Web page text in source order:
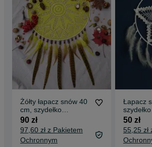
Żółty łapacz snów 40
cm, szydełko
rękodzieło
90 zł
97,60 zł z Pakietem
Ochronnym
Łapacz
50 zł
55,25 zł